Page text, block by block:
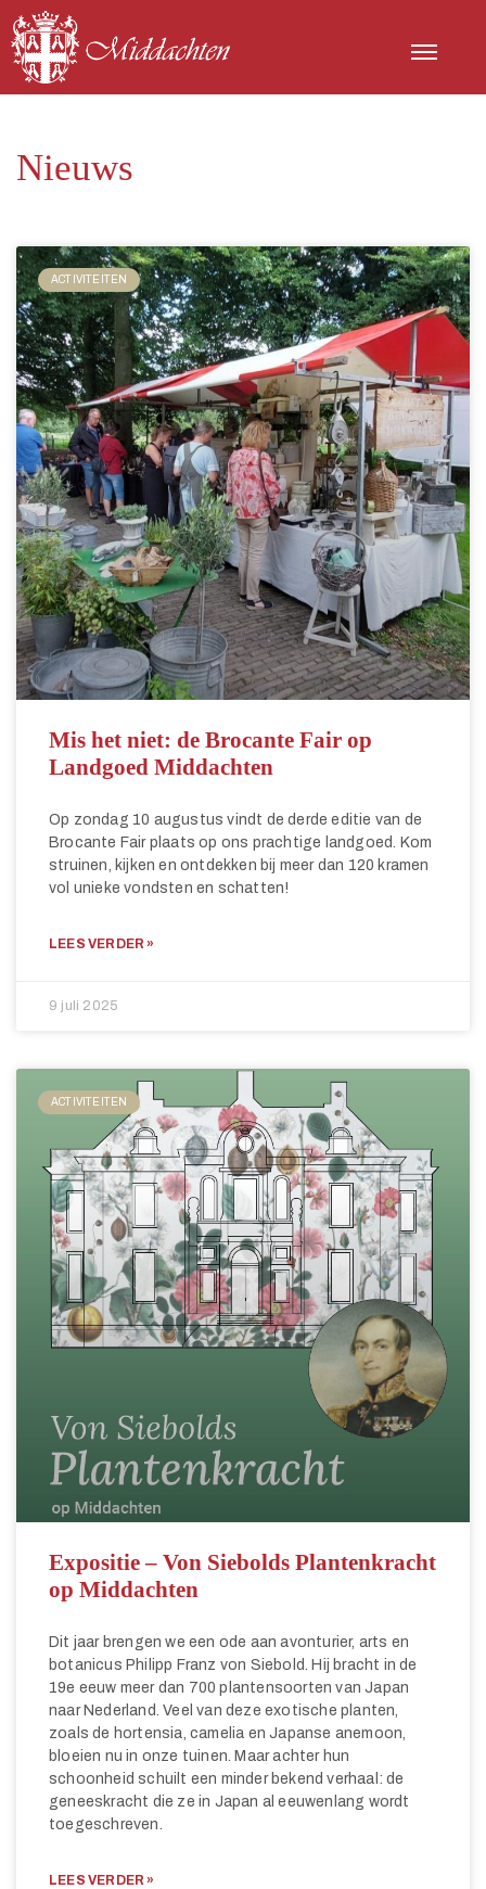
Nieuws
ACTIVITEITEN
Mis het niet: de Brocante Fair op
Landgoed Middachten
Op zondag 10 augustus vindt de derde editie van de
Brocante Fair plaats op ons prachtige landgoed. Kom
struinen, kijken en ontdekken bij meer dan 120 kramen
vol unieke vondsten en schatten!
LEES VERDER »
9 juli 2025
ACTIVITEITEN
Expositie – Von Siebolds Plantenkracht
op Middachten
Dit jaar brengen we een ode aan avonturier, arts en
botanicus Philipp Franz von Siebold. Hij bracht in de
19e eeuw meer dan 700 plantensoorten van Japan
naar Nederland. Veel van deze exotische planten,
zoals de hortensia, camelia en Japanse anemoon,
bloeien nu in onze tuinen. Maar achter hun
schoonheid schuilt een minder bekend verhaal: de
geneeskracht die ze in Japan al eeuwenlang wordt
toegeschreven.
LEES VERDER »